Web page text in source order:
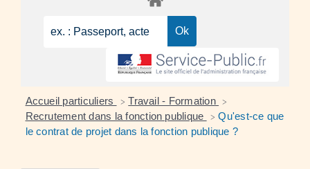
Accueil particuliers > Travail - Formation >
Recrutement dans la fonction publique > Qu'est-ce que
le contrat de projet dans la fonction publique ?